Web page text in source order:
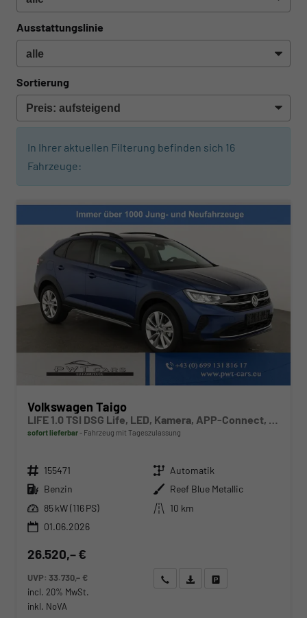
Ausstattungslinie
Sortierung
In Ihrer aktuellen Filterung befinden sich 16
Fahrzeuge:
Volkswagen Taigo
LIFE 1.0 TSI DSG Life, LED, Kamera, APP-Connect, Winter, 17-Zoll
sofort lieferbar Fahrzeug mit Tageszulassung
Fahrzeugnr. 155471 Getriebe Automatik
Kraftstoff Benzin Außenfarbe Reef Blue Metallic
Leistung 85 kW (116 PS) Kilometerstand
10 km
01.06.2026
26.520,– €
UVP:33.730,– €
incl. 20% MwSt.
inkl. NoVA
Wir rufen Sie anAngebot drucken (PDF)